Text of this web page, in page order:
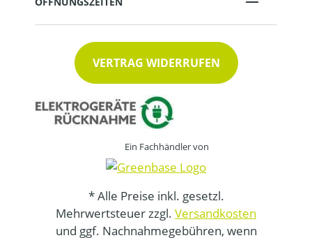
VERTRAG WIDERRUFEN
Ein Fachhändler von
* Alle Preise inkl. gesetzl.
Mehrwertsteuer zzgl. Versandkosten
und ggf. Nachnahmegebühren, wenn